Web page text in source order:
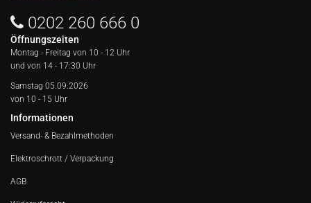
0202 260 666 0
Öffnungszeiten
Montag - Freitag von 10 - 12 Uhr
und von 14 - 17:30 Uhr
Samstag 05.09.2026
von 10 - 15 Uhr
Informationen
Versand- & Bezahlmethoden
Elektroschrott / Verpackung
AGB